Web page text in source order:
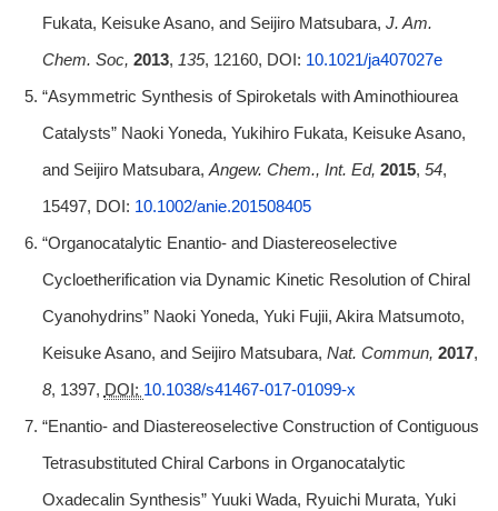
Fukata, Keisuke Asano, and Seijiro Matsubara, J. Am.
Chem. Soc, 2013, 135, 12160, DOI: 10.1021/ja407027e
“Asymmetric Synthesis of Spiroketals with Aminothiourea
Catalysts” Naoki Yoneda, Yukihiro Fukata, Keisuke Asano,
and Seijiro Matsubara,Angew. Chem., Int. Ed, 2015, 54,
15497, DOI: 10.1002/anie.201508405
“Organocatalytic Enantio- and Diastereoselective
Cycloetherification via Dynamic Kinetic Resolution of Chiral
Cyanohydrins” Naoki Yoneda, Yuki Fujii, Akira Matsumoto,
Keisuke Asano, and Seijiro Matsubara, Nat. Commun, 2017,
8, 1397, DOI: 10.1038/s41467-017-01099-x
“Enantio- and Diastereoselective Construction of Contiguous
Tetrasubstituted Chiral Carbons in Organocatalytic
Oxadecalin Synthesis” Yuuki Wada, Ryuichi Murata, Yuki